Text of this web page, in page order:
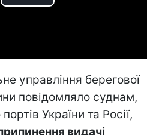
Play
управління берегової
повідомляло суднам,
України та Росії,
видачі